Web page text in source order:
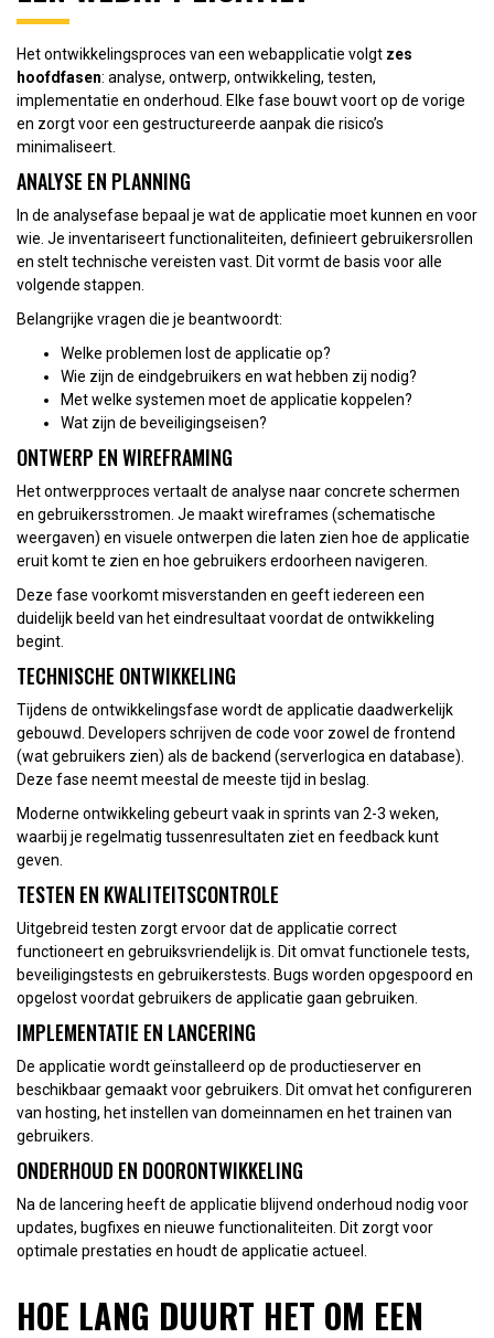
Het ontwikkelingsproces van een webapplicatie volgt zes
hoofdfasen: analyse, ontwerp, ontwikkeling, testen,
implementatie en onderhoud. Elke fase bouwt voort op de vorige
en zorgt voor een gestructureerde aanpak die risico’s
minimaliseert.
ANALYSE EN PLANNING
In de analysefase bepaal je wat de applicatie moet kunnen en voor
wie. Je inventariseert functionaliteiten, definieert gebruikersrollen
en stelt technische vereisten vast. Dit vormt de basis voor alle
volgende stappen.
Belangrijke vragen die je beantwoordt:
Welke problemen lost de applicatie op?
Wie zijn de eindgebruikers en wat hebben zij nodig?
Met welke systemen moet de applicatie koppelen?
Wat zijn de beveiligingseisen?
ONTWERP EN WIREFRAMING
Het ontwerpproces vertaalt de analyse naar concrete schermen
en gebruikersstromen. Je maakt wireframes (schematische
weergaven) en visuele ontwerpen die laten zien hoe de applicatie
eruit komt te zien en hoe gebruikers erdoorheen navigeren.
Deze fase voorkomt misverstanden en geeft iedereen een
duidelijk beeld van het eindresultaat voordat de ontwikkeling
begint.
TECHNISCHE ONTWIKKELING
Tijdens de ontwikkelingsfase wordt de applicatie daadwerkelijk
gebouwd. Developers schrijven de code voor zowel de frontend
(wat gebruikers zien) als de backend (serverlogica en database).
Deze fase neemt meestal de meeste tijd in beslag.
Moderne ontwikkeling gebeurt vaak in sprints van 2-3 weken,
waarbij je regelmatig tussenresultaten ziet en feedback kunt
geven.
TESTEN EN KWALITEITSCONTROLE
Uitgebreid testen zorgt ervoor dat de applicatie correct
functioneert en gebruiksvriendelijk is. Dit omvat functionele tests,
beveiligingstests en gebruikerstests. Bugs worden opgespoord en
opgelost voordat gebruikers de applicatie gaan gebruiken.
IMPLEMENTATIE EN LANCERING
De applicatie wordt geïnstalleerd op de productieserver en
beschikbaar gemaakt voor gebruikers. Dit omvat het configureren
van hosting, het instellen van domeinnamen en het trainen van
gebruikers.
ONDERHOUD EN DOORONTWIKKELING
Na de lancering heeft de applicatie blijvend onderhoud nodig voor
updates, bugfixes en nieuwe functionaliteiten. Dit zorgt voor
optimale prestaties en houdt de applicatie actueel.
HOE LANG DUURT HET OM EEN